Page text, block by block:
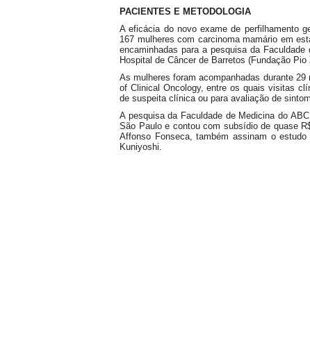
PACIENTES E METODOLOGIA
A eficácia do novo exame de perfilhamento
167 mulheres com carcinoma mamário em
encaminhadas para a pesquisa da
Hospital de Câncer de Barretos (Fundação
As mulheres foram acompanhadas durante
of Clinical Oncology, entre os quais visitas
de suspeita clínica ou para avaliação de
A pesquisa da Faculdade de Medicina do
São Paulo e contou com subsídio de quase
Affonso Fonseca, também assinam o
Kuniyoshi.